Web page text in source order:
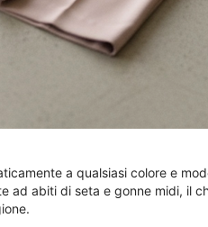
a qualsiasi colore e
abiti di seta e gonne midi, il